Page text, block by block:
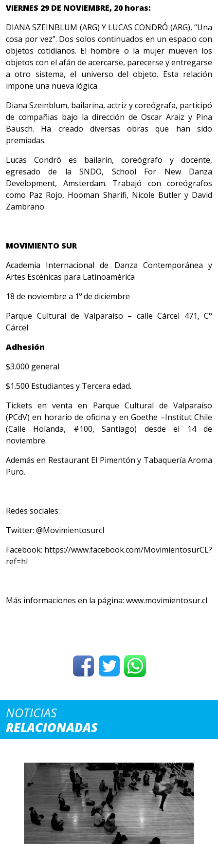
VIERNES 29 DE NOVIEMBRE, 20 horas:
DIANA SZEINBLUM (ARG) Y LUCAS CONDRÓ (ARG), “Una
cosa por vez”. Dos solos continuados en un espacio con
objetos cotidianos. El hombre o la mujer mueven los
objetos con el afán de acercarse, parecerse y entregarse
a otro sistema, el universo del objeto. Esta relación
impone una nueva lógica.
Diana Szeinblum, bailarina, actriz y coreógrafa, participó
de compañias bajo la dirección de Oscar Araiz y Pina
Bausch. Ha creado diversas obras que han sido
premiadas.
Lucas Condró es bailarín, coreógrafo y docente,
egresado de la SNDO, School For New Danza
Development, Amsterdam. Trabajó con coreógrafos
como Paz Rojo, Hooman Sharifi, Nicole Butler y David
Zambrano.
MOVIMIENTO SUR
Academia Internacional de Danza Contemporánea y
Artes Escénicas para Latinoamérica
18 de noviembre a 1º de diciembre
Parque Cultural de Valparaíso – calle Cárcel 471, C°
Cárcel
Adhesión
$3.000 general
$1.500 Estudiantes y Tercera edad.
Tickets en venta en Parque Cultural de Valparaíso
(PCdV) en horario de oficina y en Goethe –Institut Chile
(Calle Holanda, #100, Santiago) desde el 14 de
noviembre.
Además en Restaurant El Pimentón y Tabaquería Aroma
Puro.
Redes sociales:
Twitter: @Movimientosurcl
Facebook: https://www.facebook.com/MovimientosurCL?
ref=hl
Más informaciones en la página: www.movimientosur.cl
NOTICIAS
RELACIONADAS